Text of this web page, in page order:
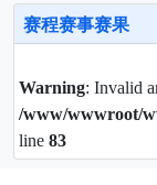
赛程赛事赛果
Warning: Invalid
/www/wwwroot/
line 83